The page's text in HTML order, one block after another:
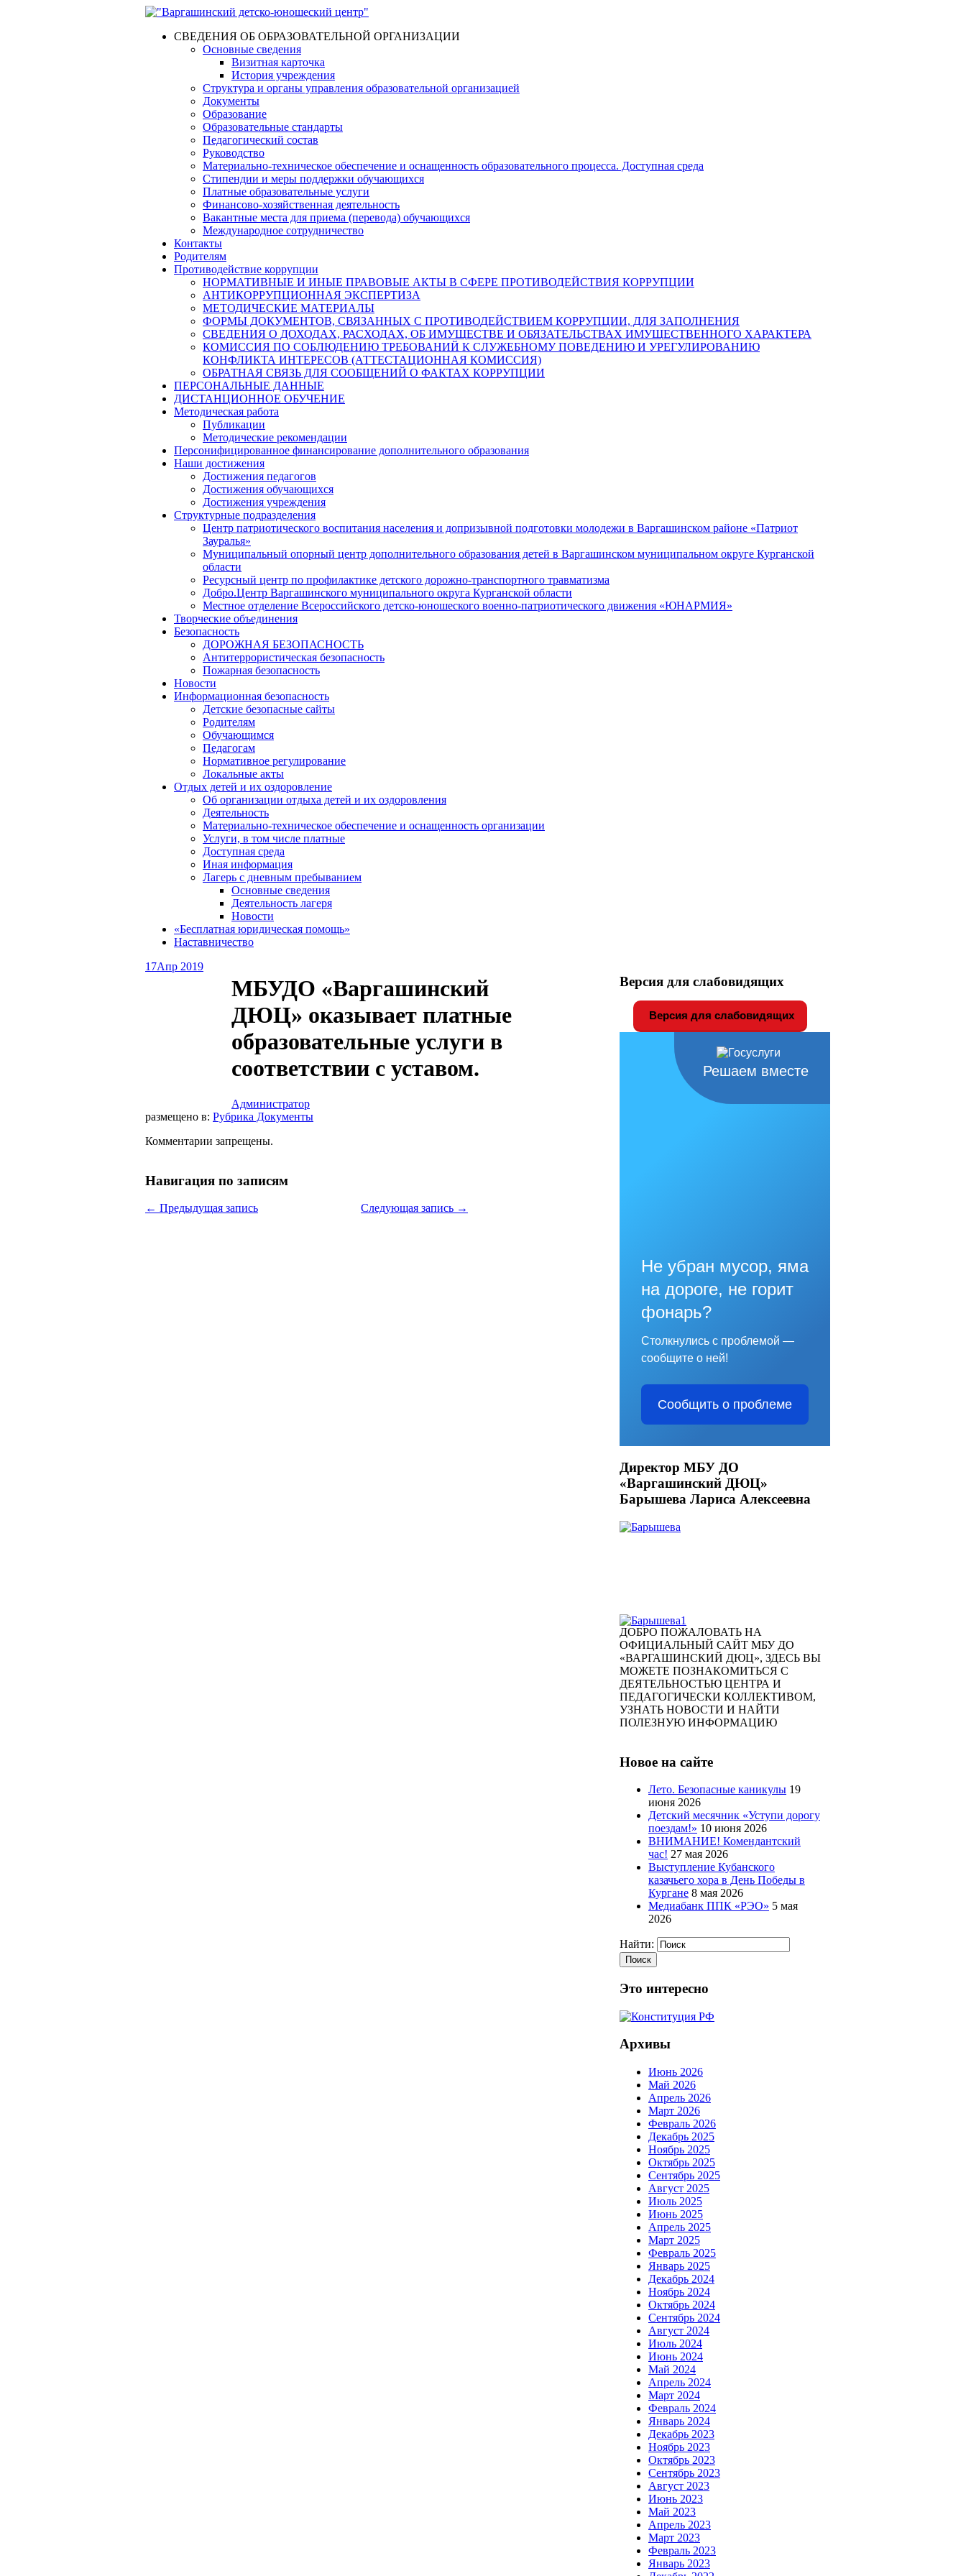
СВЕДЕНИЯ ОБ ОБРАЗОВАТЕЛЬНОЙ ОРГАНИЗАЦИИ
Основные сведения
Визитная карточка
История учреждения
Структура и органы управления образовательной организацией
Документы
Образование
Образовательные стандарты
Педагогический состав
Руководство
Материально-техническое обеспечение и оснащенность образовательного процесса. Доступная среда
Стипендии и меры поддержки обучающихся
Платные образовательные услуги
Финансово-хозяйственная деятельность
Вакантные места для приема (перевода) обучающихся
Международное сотрудничество
Контакты
Родителям
Противодействие коррупции
НОРМАТИВНЫЕ И ИНЫЕ ПРАВОВЫЕ АКТЫ В СФЕРЕ ПРОТИВОДЕЙСТВИЯ КОРРУПЦИИ
АНТИКОРРУПЦИОННАЯ ЭКСПЕРТИЗА
МЕТОДИЧЕСКИЕ МАТЕРИАЛЫ
ФОРМЫ ДОКУМЕНТОВ, СВЯЗАННЫХ С ПРОТИВОДЕЙСТВИЕМ КОРРУПЦИИ, ДЛЯ ЗАПОЛНЕНИЯ
СВЕДЕНИЯ О ДОХОДАХ, РАСХОДАХ, ОБ ИМУЩЕСТВЕ И ОБЯЗАТЕЛЬСТВАХ ИМУЩЕСТВЕННОГО ХАРАКТЕРА
КОМИССИЯ ПО СОБЛЮДЕНИЮ ТРЕБОВАНИЙ К СЛУЖЕБНОМУ ПОВЕДЕНИЮ И УРЕГУЛИРОВАНИЮ
КОНФЛИКТА ИНТЕРЕСОВ (АТТЕСТАЦИОННАЯ КОМИССИЯ)
ОБРАТНАЯ СВЯЗЬ ДЛЯ СООБЩЕНИЙ О ФАКТАХ КОРРУПЦИИ
ПЕРСОНАЛЬНЫЕ ДАННЫЕ
ДИСТАНЦИОННОЕ ОБУЧЕНИЕ
Методическая работа
Публикации
Методические рекомендации
Персонифицированное финансирование дополнительного образования
Наши достижения
Достижения педагогов
Достижения обучающихся
Достижения учреждения
Структурные подразделения
Центр патриотического воспитания населения и допризывной подготовки молодежи в Варгашинском районе «Патриот
Зауралья»
Муниципальный опорный центр дополнительного образования детей в Варгашинском муниципальном округе Курганской
области
Ресурсный центр по профилактике детского дорожно-транспортного травматизма
Добро.Центр Варгашинского муниципального округа Курганской области
Местное отделение Всероссийского детско-юношеского военно-патриотического движения «ЮНАРМИЯ»
Творческие объединения
Безопасность
ДОРОЖНАЯ БЕЗОПАСНОСТЬ
Антитеррористическая безопасность
Пожарная безопасность
Новости
Информационная безопасность
Детские безопасные сайты
Родителям
Обучающимся
Педагогам
Нормативное регулирование
Локальные акты
Отдых детей и их оздоровление
Об организации отдыха детей и их оздоровления
Деятельность
Материально-техническое обеспечение и оснащенность организации
Услуги, в том числе платные
Доступная среда
Иная информация
Лагерь с дневным пребыванием
Основные сведения
Деятельность лагеря
Новости
«Бесплатная юридическая помощь»
Наставничество
17Апр 2019
МБУДО «Варгашинский
ДЮЦ» оказывает платные
образовательные услуги в
соответствии с уставом.
Администратор
размещено в: Рубрика Документы
Комментарии запрещены.
Навигация по записям
← Предыдущая запись Следующая запись →
Версия для слабовидящих
Версия для слабовидящих
Решаем вместе
Не убран мусор, яма
на дороге, не горит
фонарь?
Столкнулись с проблемой —
сообщите о ней!
Сообщить о проблеме
Директор МБУ ДО
«Варгашинский ДЮЦ»
Барышева Лариса Алексеевна
ДОБРО ПОЖАЛОВАТЬ НА
ОФИЦИАЛЬНЫЙ САЙТ МБУ ДО
«ВАРГАШИНСКИЙ ДЮЦ», ЗДЕСЬ ВЫ
МОЖЕТЕ ПОЗНАКОМИТЬСЯ С
ДЕЯТЕЛЬНОСТЬЮ ЦЕНТРА И
ПЕДАГОГИЧЕСКИ КОЛЛЕКТИВОМ,
УЗНАТЬ НОВОСТИ И НАЙТИ
ПОЛЕЗНУЮ ИНФОРМАЦИЮ
Новое на сайте
Лето. Безопасные каникулы 19
июня 2026
Детский месячник «Уступи дорогу
поездам!» 10 июня 2026
ВНИМАНИЕ! Комендантский
час! 27 мая 2026
Выступление Кубанского
казачьего хора в День Победы в
Кургане 8 мая 2026
Медиабанк ППК «РЭО» 5 мая
2026
Найти:
Это интересно
Архивы
Июнь 2026
Май 2026
Апрель 2026
Март 2026
Февраль 2026
Декабрь 2025
Ноябрь 2025
Октябрь 2025
Сентябрь 2025
Август 2025
Июль 2025
Июнь 2025
Апрель 2025
Март 2025
Февраль 2025
Январь 2025
Декабрь 2024
Ноябрь 2024
Октябрь 2024
Сентябрь 2024
Август 2024
Июль 2024
Июнь 2024
Май 2024
Апрель 2024
Март 2024
Февраль 2024
Январь 2024
Декабрь 2023
Ноябрь 2023
Октябрь 2023
Сентябрь 2023
Август 2023
Июнь 2023
Май 2023
Апрель 2023
Март 2023
Февраль 2023
Январь 2023